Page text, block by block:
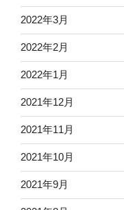
2022年3月
2022年2月
2022年1月
2021年12月
2021年11月
2021年10月
2021年9月